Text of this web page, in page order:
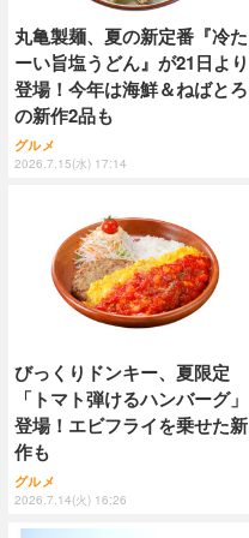
丸亀製麺、夏の新定番『冷た
ーい旨塩うどん』が21日より
登場！今年は海鮮＆ねばとろ
の新作2品も
グルメ
2026.7.15(水) 17:14
びっくりドンキー、夏限定
「トマト弾けるハンバーグ」
登場！エビフライを乗せた新
作も
グルメ
2026.7.14(火) 16:26